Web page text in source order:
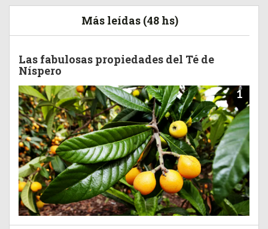
Más leídas (48 hs)
Las fabulosas propiedades del Té de
Níspero
1